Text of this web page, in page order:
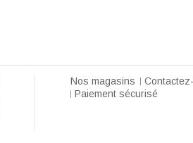
Nos magasins
Paiement sécurisé